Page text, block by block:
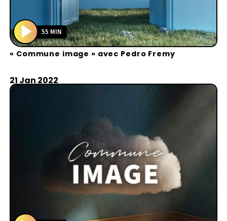
P
l
y
55 MIN
« Commune image » avec Pedro Fremy
21 Jan 2022